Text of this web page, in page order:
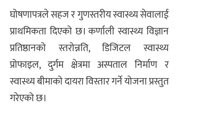
घोषणापत्रले सहज र गुणस्तरीय स्वास्थ्य सेवालाई
प्राथमिकता दिएको छ। कर्णाली स्वास्थ्य विज्ञान
प्रतिष्ठानको स्तरोन्नति, डिजिटल स्वास्थ्य
प्रोफाइल, दुर्गम क्षेत्रमा अस्पताल निर्माण र
स्वास्थ्य बीमाको दायरा विस्तार गर्ने योजना प्रस्तुत
गरेएको छ।